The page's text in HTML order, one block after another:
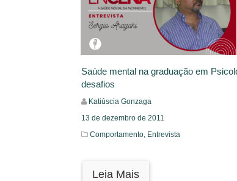
Saúde mental na graduação em
desafios
Katiúscia Gonzaga
13 de dezembro de 2011
Comportamento, Entrevista
Leia Mais